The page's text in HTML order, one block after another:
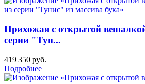
Прихожая с открытой
серии "Тун...
419 350 руб.
Подробнее